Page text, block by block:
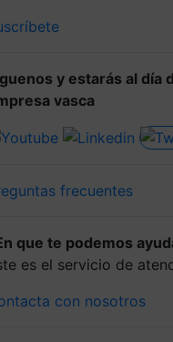
y estarás al día
vasca
frecuentes
que te podemos
es el servicio de
con nosotros